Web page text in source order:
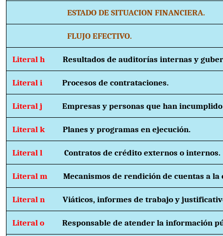
ESTADO DE SITUACION FINANCIERA.
FLUJO EFECTIVO.
Literal hResultados de auditorías internas y
Literal iProcesos de contrataciones.
Literal jEmpresas y personas que han
Literal kPlanes y programas en ejecución.
Literal lContratos de crédito externos o internos.
Literal mMecanismos de rendición de cuentas a la
Literal nViáticos, informes de trabajo y
Literal oResponsable de atender la información